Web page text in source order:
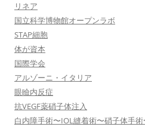
リネア
国立科学博物館オープンラボ
STAP細胞
体が資本
国際学会
アルゾーニ・イタリア
眼瞼内反症
抗VEGF薬硝子体注入
白内障手術〜IOL縫着術〜硝子体手